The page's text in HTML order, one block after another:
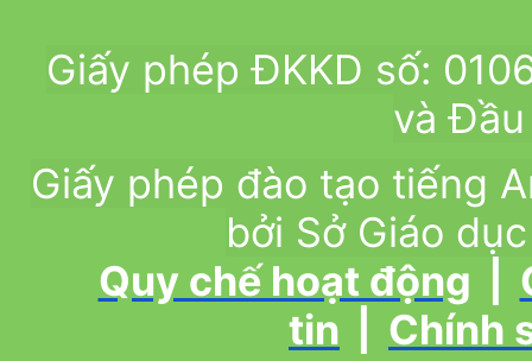
Giấy phép ĐKKD số:
và
Giấy phép đào tạo tiếng
bởi Sở Giáo
Quy chế hoạt động
tin
Chính